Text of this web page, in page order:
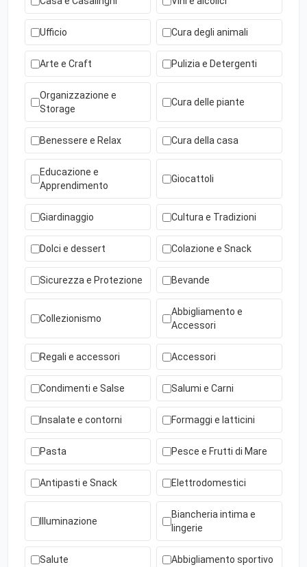
Ufficio Cura degli animali
Arte e Craft Pulizia e Detergenti
Organizzazione e
Storage
Cura delle piante
Benessere e Relax Cura della casa
Educazione e
Apprendimento
Giocattoli
Giardinaggio Cultura e Tradizioni
Dolci e dessert Colazione e Snack
Sicurezza e Protezione Bevande
Collezionismo
Abbigliamento e
Accessori
Regali e accessori Accessori
Condimenti e Salse Salumi e Carni
Insalate e contorni Formaggi e latticini
Pasta Pesce e Frutti di Mare
Antipasti e Snack Elettrodomestici
Illuminazione
Biancheria intima e
lingerie
Salute Abbigliamento sportivo